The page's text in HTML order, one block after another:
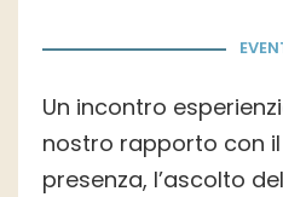
Un incontro
nostro rapporto con
presenza, l’ascolto